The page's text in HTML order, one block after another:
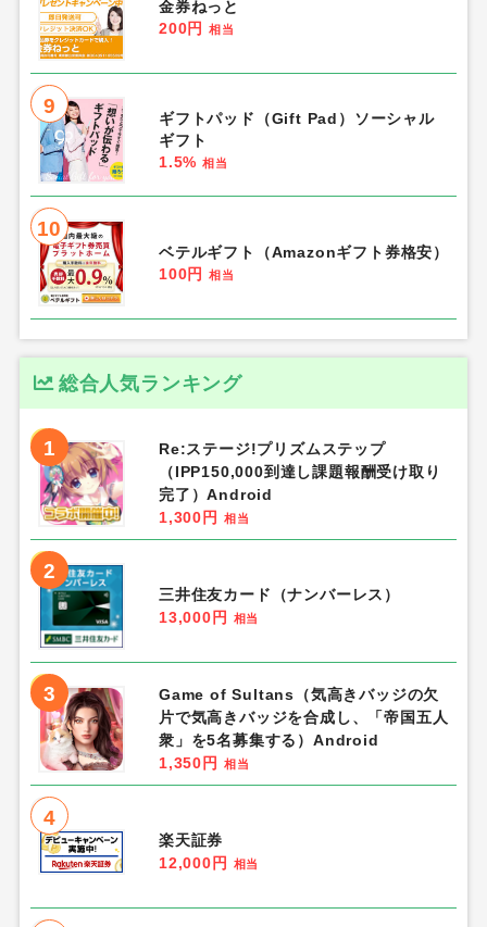
金券ねっと
200円
相当
9
ギフトパッド（Gift Pad）ソーシャル
ギフト
1.5% 相当
10
ベテルギフト（Amazonギフト券格安）
100円
相当
総合人気ランキング
1
Re:ステージ!プリズムステップ
（IPP150,000到達し課題報酬受け取り
完了）Android
1,300円
相当
2
三井住友カード（ナンバーレス）
13,000円
相当
3
Game of Sultans（気高きバッジの欠
片で気高きバッジを合成し、「帝国五人
衆」を5名募集する）Android
1,350円
相当
4
楽天証券
12,000円
相当